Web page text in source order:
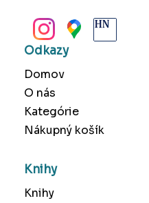
Odkazy
Domov
O nás
Kategórie
Nákupný košík
Knihy
Knihy